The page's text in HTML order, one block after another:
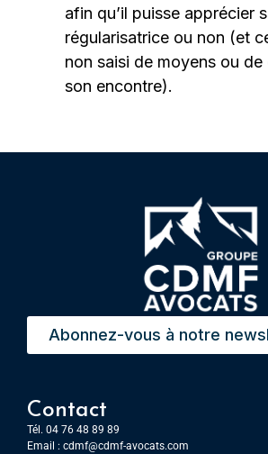
afin qu’il puisse apprécier
régularisatrice ou non (et
non saisi de moyens ou
son encontre).
Abonnez-vous à notre
Contact
Tél. 04 76 48 89 89
Email : cdmf@cdmf-avocats.com